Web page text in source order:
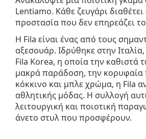
Lentiamo. Κάθε ζευγάρι
προστασία που δεν επηρεάζει
Η Fila είναι ένας από τους
αξεσουάρ. Ιδρύθηκε στην
Fila Korea, η οποία την καθιστά
μακρά παράδοση, την κορυφαία
κόκκινο και μπλε χρώμα, η Fila
αθλητικής μόδας. Η συλλογή
λειτουργική και ποιοτική
άνετο στυλ που προσφέρουν.